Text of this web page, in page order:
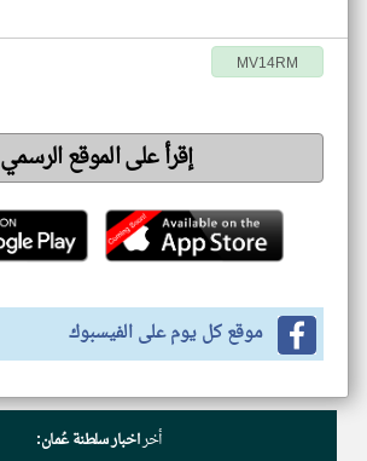
MV14RM
إقرأ على الموقع الرسمي
موقع كل يوم على الفيسبوك
أخراخبار سلطنة عُمان: